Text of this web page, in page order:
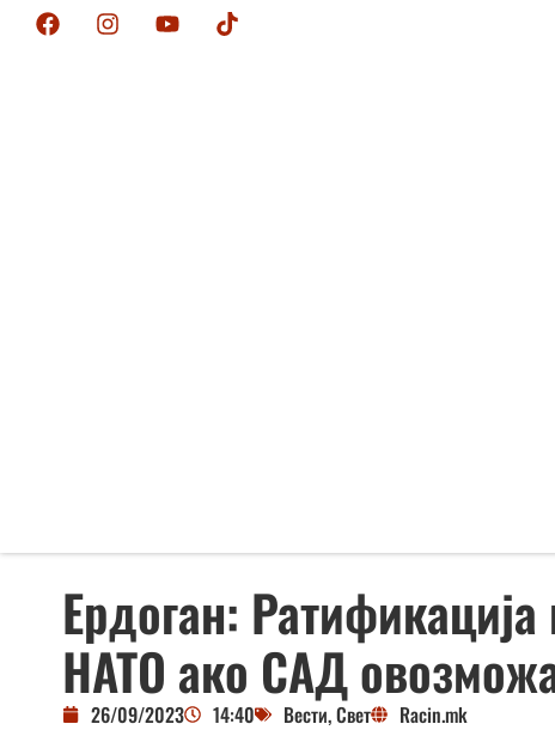
Ердоган:
НАТО ако САД
26/09/2023 14:40 Вести,Свет Racin.mk